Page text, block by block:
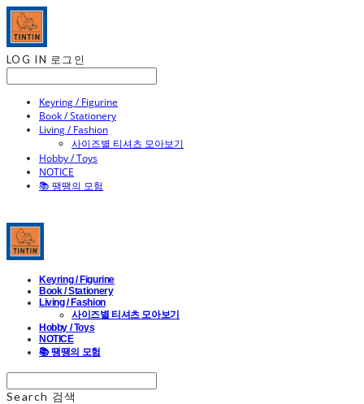
LOG IN 로그인
Keyring / Figurine
Book / Stationery
Living / Fashion
사이즈별 티셔츠 모아보기
Hobby / Toys
NOTICE
📚 땡땡의 모험
Keyring / Figurine
Book / Stationery
Living / Fashion
사이즈별 티셔츠 모아보기
Hobby / Toys
NOTICE
📚 땡땡의 모험
Search 검색